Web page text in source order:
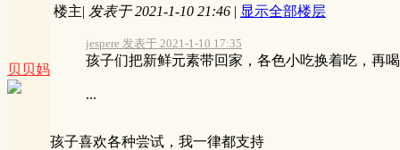
贝贝妈
楼主| 发表于 2021-1-10 21:46 | 显示全部楼层
jespere 发表于 2021-1-10 17:35
孩子们把新鲜元素带回家，各色小吃换着吃，再
...
孩子喜欢各种尝试，我一律都支持